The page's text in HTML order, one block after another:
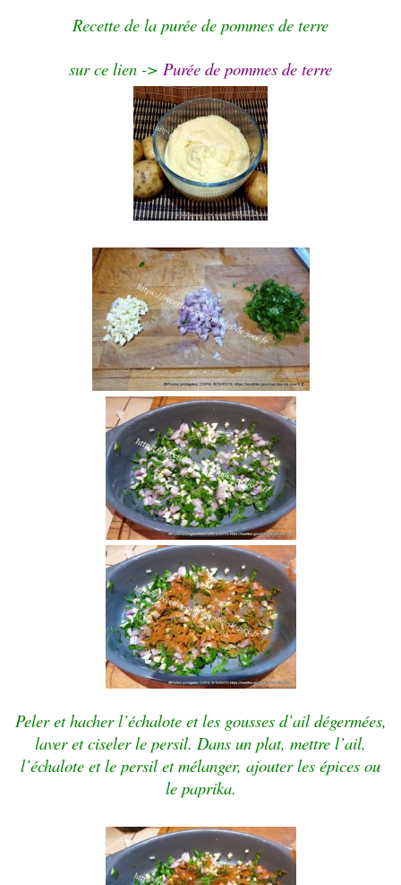
Recette de la purée de pommes de terre
sur ce lien -> Purée de pommes de terre
Peler et hacher l’échalote et les gousses d’ail dégermées,
laver et ciseler le persil. Dans un plat, mettre l’ail,
l’échalote et le persil et mélanger, ajouter les épices ou
le paprika.